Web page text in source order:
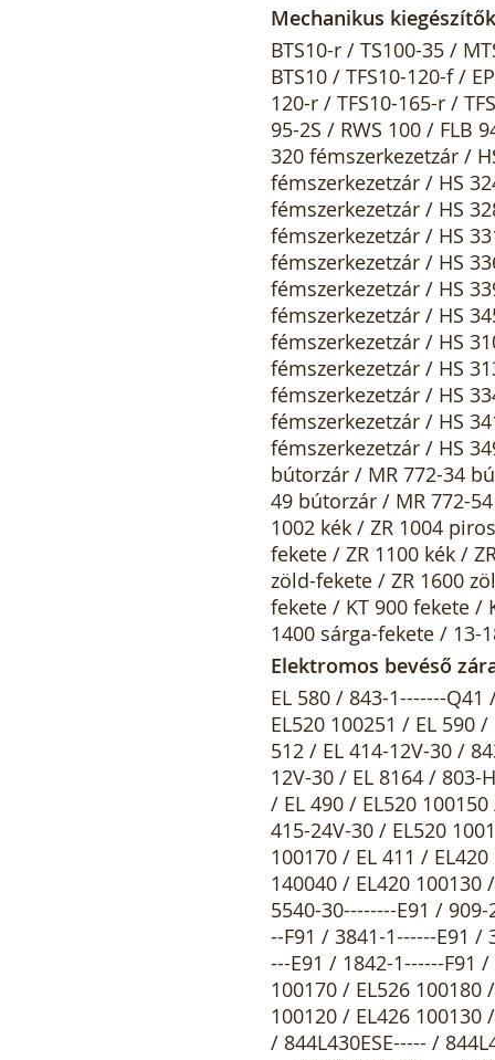
Mechanikus kiegészítők
BTS10-r / TS100-35 /
BTS10 / TFS10-120-f /
120-r / TFS10-165-r /
95-2S / RWS 100 / FLB
320 fémszerkezetzár /
fémszerkezetzár / HS
fémszerkezetzár / HS
fémszerkezetzár / HS
fémszerkezetzár / HS
fémszerkezetzár / HS
fémszerkezetzár / HS
fémszerkezetzár / HS
fémszerkezetzár / HS
fémszerkezetzár / HS
fémszerkezetzár / HS
fémszerkezetzár / HS
bútorzár / MR 772-34
49 bútorzár / MR 772-
1002 kék / ZR 1004
fekete / ZR 1100 kék /
zöld-fekete / ZR 1600
fekete / KT 900 fekete /
1400 sárga-fekete / 13-
Elektromos bevéső
EL 580 / 843-1-------Q41 / 1841-1------E91 / EL 414 / EL 415-12V-25 / 509X102PZ-----1 / EL520 100251 / EL 590 / 803-Hz26 / 803-Hz27 / EL520 100261 / 1049.10RR---Q31 / EL 512 / EL 414-12V-30 / 843-1-30----Q41 / 509X202PZ-----1 / 1841-1------F91 / EL 415-12V-30 / EL 8164 / 803-Hz17 / EL520 100271 / EL 513 / EL 414-12V-35 / EL 415-12V-35 / EL 490 / EL520 100150 / EL 480 / EL 414-24V-25 / EL 415-24V-25 / EL 414-24V-30 / EL 415-24V-30 / EL520 100160 / EL 410 / EL 414-24V-35 / EL 415-24V-35 / EL 650 / EL520 100170 / EL 411 / EL420 100100 / EL 413 / EL420 100110 / EL420 100120 / EL614 140040 / EL420 100130 / EL614 140010 / EL617 140040 / 55231025----E91 / eff-eff 5540-30--------E91 / 909-20251PZ-F41 / 843ZY-1-----Q41 / 1841-1RR----E91 / 1841-1RR----F91 / 3841-1------E91 / 3841-1------F91 / 3841-1RR----E91 / 3841-1RR----F91 / 1842-1------E91 / 1842-1------F91 / 1842-1RR----F91 / EL526 100150 / EL526 100160 / EL526 100170 / EL526 100180 / EL526 100190 / EL426 100100 / EL426 100110 / EL426 100120 / EL426 100130 / Abloy EL 648-25 / Abloy EL 648-35 / EL 754 / EL 574 / EL 874 / 844L430ESE----- / 844L435ESE----- / 844L440ESE----- / 844L460ESE----- / 844L430ESA----- / 844L435ESA----- / 844L440ESA----- / 844L460ESA----- / EL404 100000 / 909-20351PZ-F41 / 1048.10RR---Q11 / 1048.10-----Q11 / 409X102PZ-----1 / 409X202PZ-----1 / 409X302PZ-----1 / 409X402PZ-----1 / 409X501PZ-----4 / 409X501PZ-----5 / 409X502PZ-----1 / EL561 100150 / EL561 100160 / 409X601PZ-----4 / EL561 100170 / 409X601PZ-----5 / EL561 100180 / 409X602PZ-----1 / EL561 100190 / EL561 100251 / EL561 100261 / EL561 100281 / EL561 100291 / EL560 100281 / EL560 100291 / EL560 100150 / EL560 100180 / EL560 100190 / EL461 100100 / EL461 100110 / EL461 100120 / EL461 100130 / EL461 100151 / EL461 100161 / EL461 100171 / EL461 100181 / EL460 100100 / EL460 100120 / EL460 100130 / EL460 100151 / EL460 100161 / EL460 100171 / EL460 100181 / 809E12C92-35E4D / 809E12C92-35E4F / 809E12C92-35F4D / 809E12C92-35F4F / 809E12C92-40E4D / 809E12C92-40E4F / 809E12C92-40F4D / 809E12C92-40F4F / 809E12C92-45E4D / 809E12C92-45E4F / 809E12C92-45F4D / 809E12C92-45F4F / 809E32C92-35E9D / 809E32C92-35E9F / 809E32C92-35F9D / 809E32C92-35F9F / 809E32C92-40E9D / 809E32C92-40E9F / 809E32C92-40F9D / 809E32C92-40F9F / 809E32C92-45E9D / 809E32C92-45E9F / 809E32C92-45F9D / 809E32C92-45F9F / 709X501PZ---G44 / 709X501PZ---G45 / 709X502PZ---G41 / 709X601PZ---G44 / 709X601PZ---G45 / 709X602PZ---G41 / 709X701PZ---G44 / 709X701PZ---G45 / 709X702PZ---G41 / 709X801PZ---G44 / 709X801PZ---G45 / 709X802PZ---G41 / 709X501PZX--G44 / 709X501PZX--G45 / 709X502PZX--G41 / 709X601PZX--G44 / 709X601PZX--G45 / 709X602PZX--G41 / 709X701PZX--G44 / 709X701PZX--G45 / 709X702PZX--G41 / 709X801PZX--G44 / 709X801PZX--G45 / 709X802PZX--G41 / 709X102PZ---G41 / 709X202PZ---G41 / 709X302PZ---G41 / 709X402PZ---G41 / 709X102PZX--G41 / 709X202PZX--G41 / 709X302PZX--G41 /